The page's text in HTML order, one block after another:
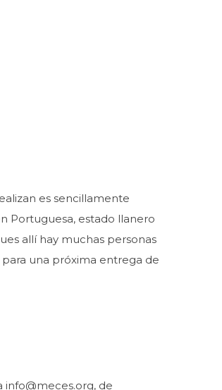
es sencillamente
Portuguesa, estado llanero
allí hay muchas personas
una próxima entrega de
info@meces.org, de